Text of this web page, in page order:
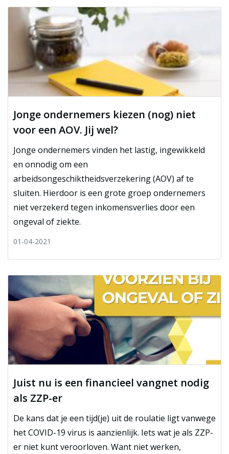
Jonge ondernemers kiezen (nog) niet
voor een AOV. Jij wel?
Jonge ondernemers vinden het lastig, ingewikkeld
en onnodig om een
arbeidsongeschiktheidsverzekering (AOV) af te
sluiten. Hierdoor is een grote groep ondernemers
niet verzekerd tegen inkomensverlies door een
ongeval of ziekte.
01-04-2021
Juist nu is een financieel vangnet nodig
als ZZP-er
De kans dat je een tijd(je) uit de roulatie ligt vanwege
het COVID-19 virus is aanzienlijk. Iets wat je als ZZP-
er niet kunt veroorloven. Want niet werken,